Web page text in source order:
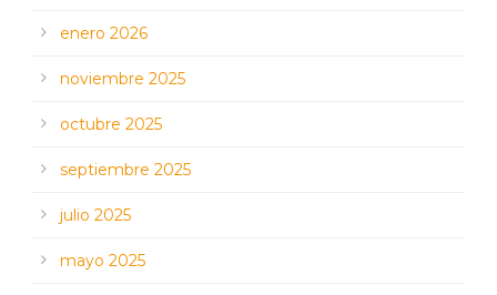
enero 2026
noviembre 2025
octubre 2025
septiembre 2025
julio 2025
mayo 2025